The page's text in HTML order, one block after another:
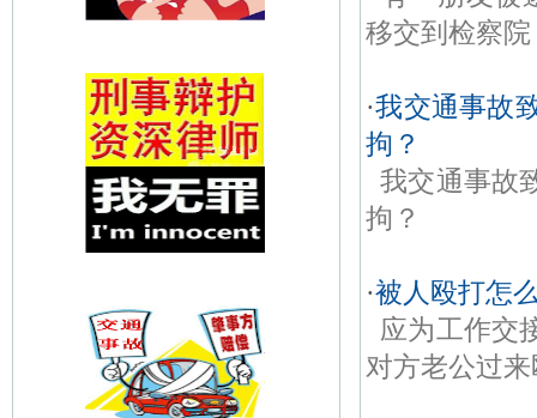
移交到检察
·我交通事故
拘？
我交通事故
拘？
·被人殴打怎
应为工作交
对方老公过